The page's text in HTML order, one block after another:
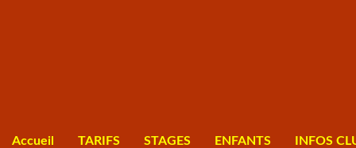
Accueil TARIFS STAGES ENFANTS INFOS